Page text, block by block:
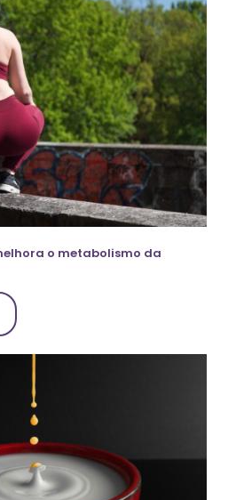
o metabolismo da